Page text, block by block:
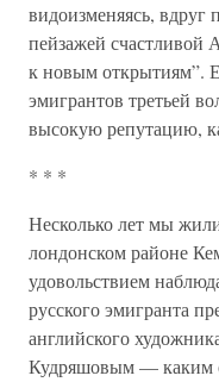
видоизменяясь,
пейзажей счастливой
к новым открытиям”.
эмигрантов третьей
высокую репутацию,
* * *
Несколько лет мы
лондонском районе
удовольствием
русского эмигранта
английского
Кудряшовым — каким